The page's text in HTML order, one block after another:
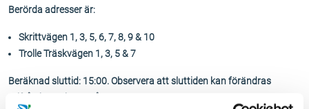
Berörda adresser är:
Skrittvägen 1, 3, 5, 6, 7, 8, 9 & 10
Trolle Träskvägen 1, 3, 5 & 7
Beräknad sluttid: 15:00. Observera att sluttiden kan förändras